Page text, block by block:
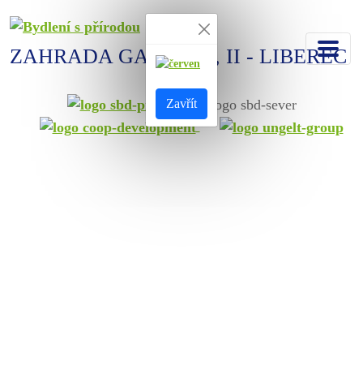
Zavřít
ZAHRADA GALLAS I, II - LIBEREC